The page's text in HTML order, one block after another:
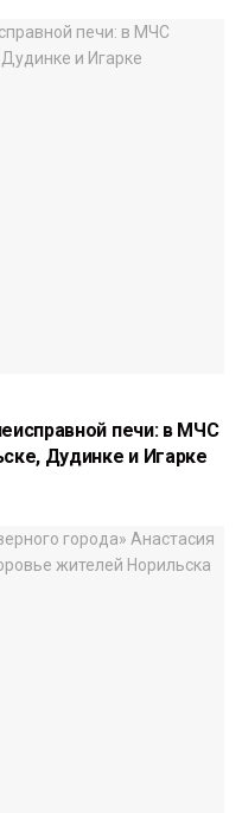
печи: в МЧС
Дудинке и Игарке